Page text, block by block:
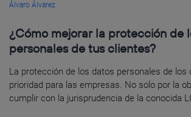
Álvaro Álvarez
¿Cómo mejorar la protección de
personales de tus clientes?
La protección de los datos personales de los
prioridad para las empresas. No solo por la
cumplir con la jurisprudencia de la conocida